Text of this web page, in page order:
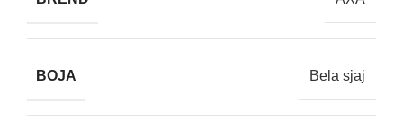
BOJA Bela sjaj